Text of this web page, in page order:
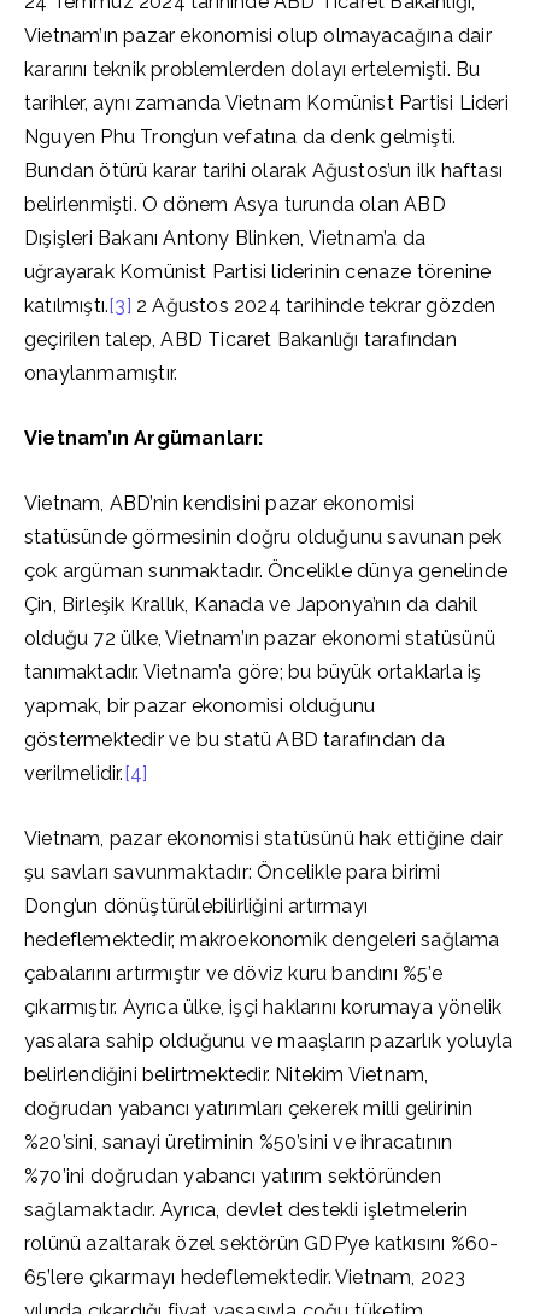
Vietnam’ın pazar ekonomisi olup olmayacağına dair
kararını teknik problemlerden dolayı ertelemişti. Bu
tarihler, aynı zamanda Vietnam Komünist Partisi Lideri
Nguyen Phu Trong’un vefatına da denk gelmişti.
Bundan ötürü karar tarihi olarak Ağustos’un ilk haftası
belirlenmişti. O dönem Asya turunda olan ABD
Dışişleri Bakanı Antony Blinken, Vietnam’a da
uğrayarak Komünist Partisi liderinin cenaze törenine
katılmıştı.[3] 2 Ağustos 2024 tarihinde tekrar gözden
geçirilen talep, ABD Ticaret Bakanlığı tarafından
onaylanmamıştır.
Vietnam’ın Argümanları:
Vietnam, ABD’nin kendisini pazar ekonomisi
statüsünde görmesinin doğru olduğunu savunan pek
çok argüman sunmaktadır. Öncelikle dünya genelinde
Çin, Birleşik Krallık, Kanada ve Japonya’nın da dahil
olduğu 72 ülke, Vietnam’ın pazar ekonomi statüsünü
tanımaktadır. Vietnam’a göre; bu büyük ortaklarla iş
yapmak, bir pazar ekonomisi olduğunu
göstermektedir ve bu statü ABD tarafından da
verilmelidir.[4]
Vietnam, pazar ekonomisi statüsünü hak ettiğine dair
şu savları savunmaktadır: Öncelikle para birimi
Dong’un dönüştürülebilirliğini artırmayı
hedeflemektedir, makroekonomik dengeleri sağlama
çabalarını artırmıştır ve döviz kuru bandını %5’e
çıkarmıştır. Ayrıca ülke, işçi haklarını korumaya yönelik
yasalara sahip olduğunu ve maaşların pazarlık yoluyla
belirlendiğini belirtmektedir. Nitekim Vietnam,
doğrudan yabancı yatırımları çekerek milli gelirinin
%20’sini, sanayi üretiminin %50’sini ve ihracatının
%70’ini doğrudan yabancı yatırım sektöründen
sağlamaktadır. Ayrıca, devlet destekli işletmelerin
rolünü azaltarak özel sektörün GDP’ye katkısını %60-
65’lere çıkarmayı hedeflemektedir. Vietnam, 2023